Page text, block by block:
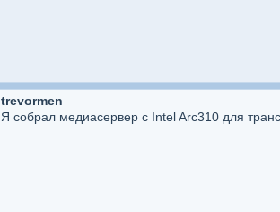
trevormen
Я собрал медиасервер с Intel Arc310 для